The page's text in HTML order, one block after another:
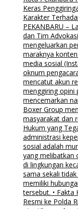
Keras
Karakter
PEKANBARU –
dan Tim
mengeluarkan
maraknya
media sosial
oknum
mencatut akun
menggiring opini
mencemarkan
Boxer Group
masyarakat dan
Hukum yang
administrasi
sosial adalah
yang melibatkan
di lingkungan
sama sekali
memiliki
tersebut. • Fakta
Resmi ke Polda